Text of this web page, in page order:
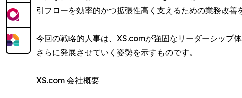
引フローを効率的かつ拡張性高く支えるための業務改善
今回の戦略的人事は、XS.comが強固なリーダーシップ
さらに発展させていく姿勢を示すものです。
XS.com 会社概要